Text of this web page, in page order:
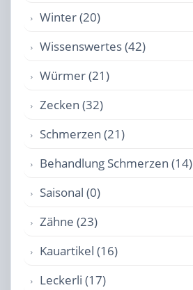
Winter (20)
Wissenswertes (42)
Würmer (21)
Zecken (32)
Schmerzen (21)
Behandlung Schmerzen (14)
Saisonal (0)
Zähne (23)
Kauartikel (16)
Leckerli (17)